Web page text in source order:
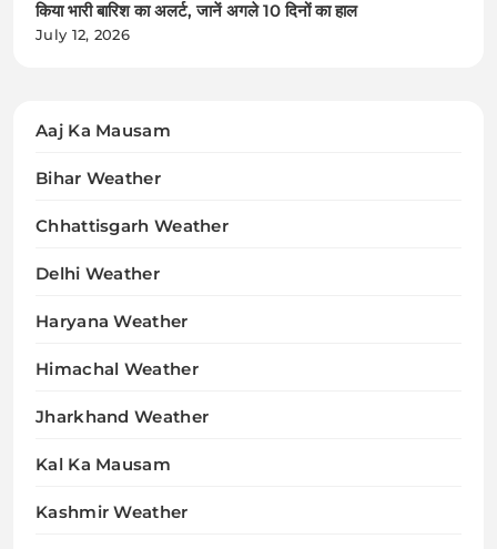
किया भारी बारिश का अलर्ट, जानें अगले 10 दिनों का हाल
July 12, 2026
Aaj Ka Mausam
Bihar Weather
Chhattisgarh Weather
Delhi Weather
Haryana Weather
Himachal Weather
Jharkhand Weather
Kal Ka Mausam
Kashmir Weather